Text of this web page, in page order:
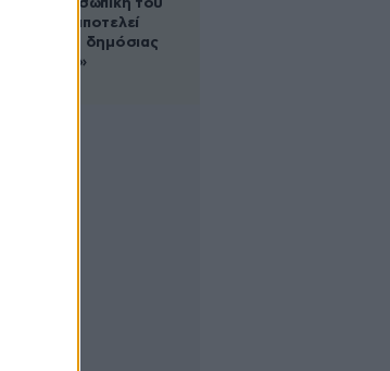
για την προσωπική του
ζωή: «Δεν αποτελεί
αντικείμενο δημόσιας
συζήτησης»